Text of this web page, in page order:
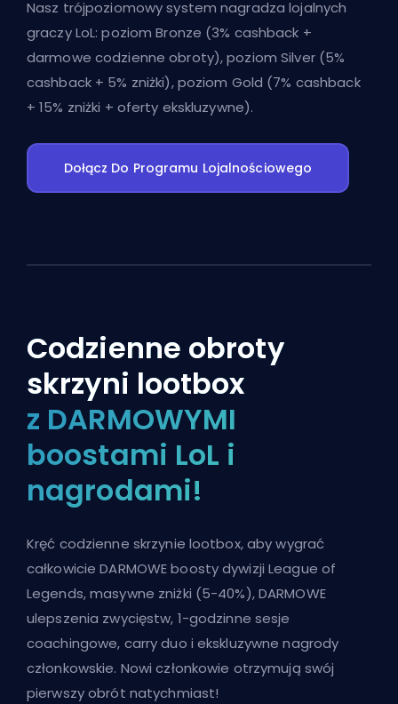
Nasz trójpoziomowy system nagradza lojalnych
graczy LoL: poziom Bronze (3% cashback +
darmowe codzienne obroty), poziom Silver (5%
cashback + 5% zniżki), poziom Gold (7% cashback
+ 15% zniżki + oferty ekskluzywne).
Dołącz Do Programu Lojalnościowego
Codzienne obroty
skrzyni lootbox
z DARMOWYMI
boostami LoL i
nagrodami!
Kręć codzienne skrzynie lootbox, aby wygrać
całkowicie DARMOWE boosty dywizji League of
Legends, masywne zniżki (5-40%), DARMOWE
ulepszenia zwycięstw, 1-godzinne sesje
coachingowe, carry duo i ekskluzywne nagrody
członkowskie. Nowi członkowie otrzymują swój
pierwszy obrót natychmiast!